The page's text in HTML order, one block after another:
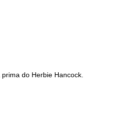
do Herbie Hancock.